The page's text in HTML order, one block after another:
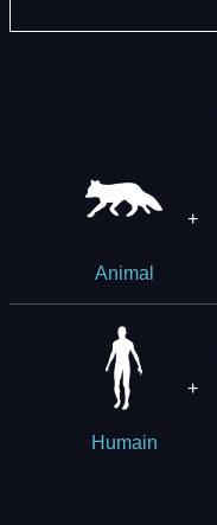
Animal
+
Humain
+